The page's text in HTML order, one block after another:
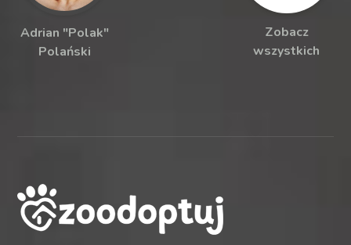
Adrian "Polak"
Polański
Zobacz
wszystkich